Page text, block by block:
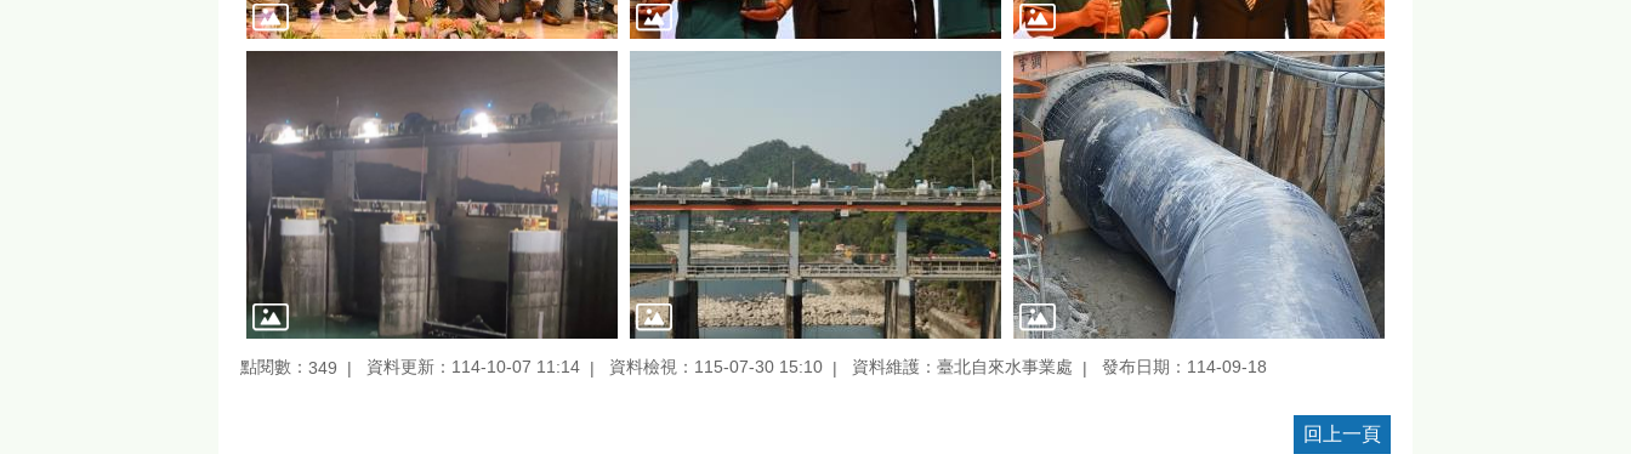
點閱數： 349 資料更新：114-10-07 11:14 資料檢視：115-07-30 15:10 資料維護：臺北自來水事業處 發布日期：114-09-18
回上一頁